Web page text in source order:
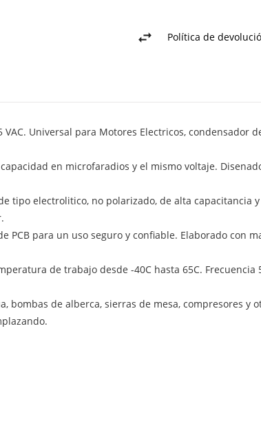
Política de
Universal para Motores Electricos, condensador
en microfaradios y el mismo voltaje.
tipo electrolitico, no polarizado, de alta capacitancia
PCB para un uso seguro y confiable. Elaborado con
de trabajo desde -40C hasta 65C. Frecuencia
de alberca, sierras de mesa, compresores y